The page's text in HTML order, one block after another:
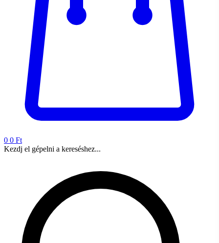
0 0 Ft
Kezdj el gépelni a kereséshez...